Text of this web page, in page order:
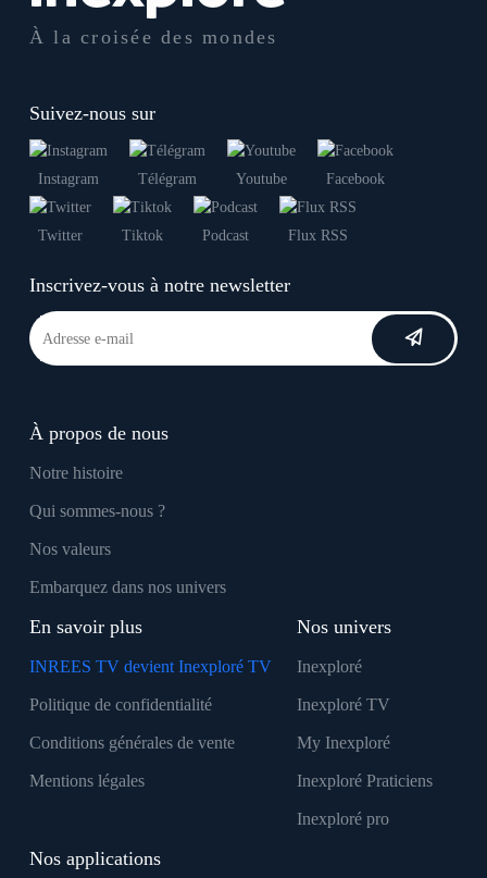
À la croisée des mondes
Suivez-nous sur
Instagram Télégram Youtube Facebook
Twitter Tiktok Podcast Flux RSS
Inscrivez-vous à notre newsletter
À propos de nous
Notre histoire
Qui sommes-nous ?
Nos valeurs
Embarquez dans nos univers
En savoir plus
INREES TV devient Inexploré TV
Politique de confidentialité
Conditions générales de vente
Mentions légales
Nos univers
Inexploré
Inexploré TV
My Inexploré
Inexploré Praticiens
Inexploré pro
Nos applications